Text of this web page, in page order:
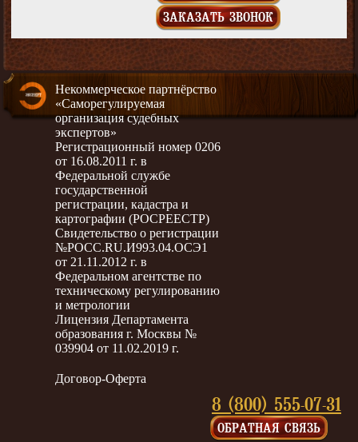
ЗАКАЗАТЬ ЗВОНОК
Некоммерческое партнёрство
«Саморегулируемая
организация судебных
экспертов»
Регистрационный номер 0206
от 16.08.2011 г. в
Федеральной службе
государственной
регистрации, кадастра и
картографии (РОСРЕЕСТР)
Свидетельство о регистрации
№РОСС.RU.И993.04.ОСЭ1
от 21.11.2012 г. в
Федеральном агентстве по
техническому регулированию
и метрологии
Лицензия Департамента
образования г. Москвы №
039904 от 11.02.2019 г.
Договор-Оферта
8 (800) 555-07-31
ОБРАТНАЯ СВЯЗЬ